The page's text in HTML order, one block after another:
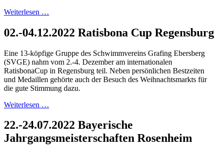
Weiterlesen …
02.-04.12.2022 Ratisbona Cup Regensburg
Eine 13-köpfige Gruppe des Schwimmvereins Grafing Ebersberg
(SVGE) nahm vom 2.-4. Dezember am internationalen
RatisbonaCup in Regensburg teil. Neben persönlichen Bestzeiten
und Medaillen gehörte auch der Besuch des Weihnachtsmarkts für
die gute Stimmung dazu.
Weiterlesen …
22.-24.07.2022 Bayerische
Jahrgangsmeisterschaften Rosenheim